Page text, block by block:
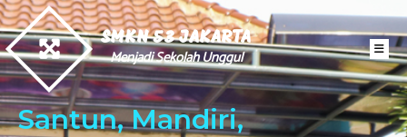
SMKN 53 JAKARTA
Menjadi Sekolah Unggul
Santun, Mandiri,